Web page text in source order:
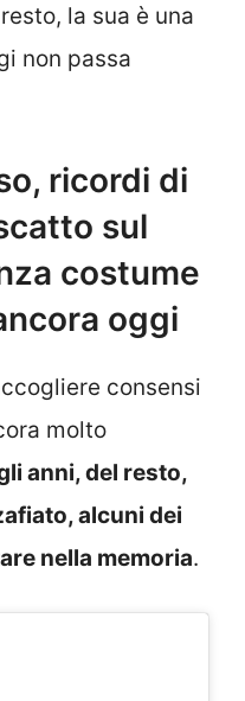
la sua è una
non passa
ricordi di
sul
costume
oggi
consensi
molto
anni, del resto,
alcuni dei
nella memoria.